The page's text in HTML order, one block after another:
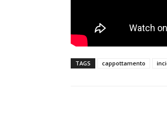
TAGS cappottamento